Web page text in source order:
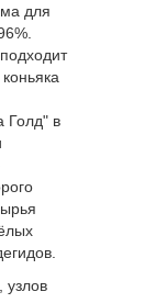
для
Голд" в
узлов